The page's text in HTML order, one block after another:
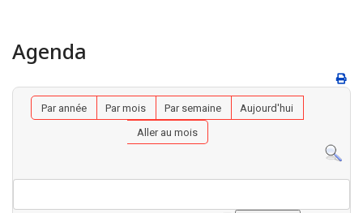
Agenda
Par année Par mois Par semaine
Aujourd'hui
Aller au mois